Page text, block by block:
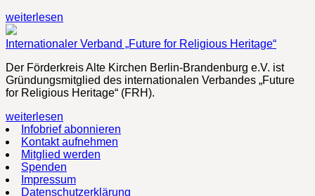
weiterlesen
Internationaler Verband „Future for Religious Heritage“
Der Förderkreis Alte Kirchen Berlin-Brandenburg e.V. ist
Gründungsmitglied des internationalen Verbandes „Future
for Religious Heritage“ (FRH).
weiterlesen
Infobrief abonnieren
Kontakt aufnehmen
Mitglied werden
Spenden
Impressum
Datenschutzerklärung